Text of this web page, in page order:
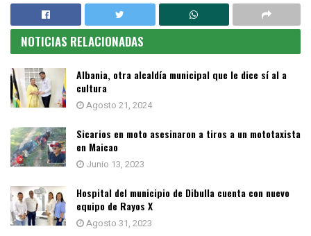
NOTICIAS RELACIONADAS
Albania, otra alcaldía municipal que le dice sí al a
cultura
Agosto 21, 2024
Sicarios en moto asesinaron a tiros a un mototaxista
en Maicao
Junio 13, 2023
Hospital del municipio de Dibulla cuenta con nuevo
equipo de Rayos X
Agosto 31, 2023